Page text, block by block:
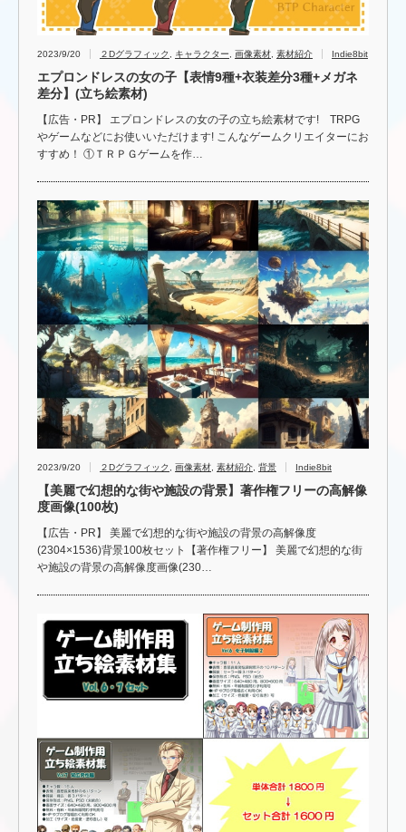
2023/9/20 ２Dグラフィック キャラクター 画像素材 素材紹介 Indie8bit
エプロンドレスの女の子【表情9種+衣装差分3種+メガネ
差分】(立ち絵素材)
【広告・PR】 エプロンドレスの女の子の立ち絵素材です! TRPG
やゲームなどにお使いいただけます! こんなゲームクリエイターにお
すすめ！ ①ＴＲＰＧゲームを作…
2023/9/20 ２Dグラフィック 画像素材 素材紹介 背景 Indie8bit
【美麗で幻想的な街や施設の背景】著作権フリーの高解像
度画像(100枚)
【広告・PR】 美麗で幻想的な街や施設の背景の高解像度
(2304×1536)背景100枚セット【著作権フリー】 美麗で幻想的な街
や施設の背景の高解像度画像(230…